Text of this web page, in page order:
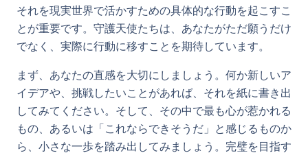
それを現実世界で活かすための具体的な行動を起こすこ
とが重要です。守護天使たちは、あなたがただ願うだけ
でなく、実際に行動に移すことを期待しています。
まず、あなたの直感を大切にしましょう。何か新しいア
イデアや、挑戦したいことがあれば、それを紙に書き出
してみてください。そして、その中で最も心が惹かれる
もの、あるいは「これならできそうだ」と感じるものか
ら、小さな一歩を踏み出してみましょう。完璧を目指す